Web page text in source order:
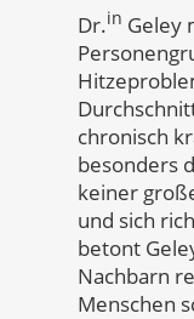
Dr.in Geley
chronisch
besonders
keiner
und sich
betont
Nachbarn
Menschen